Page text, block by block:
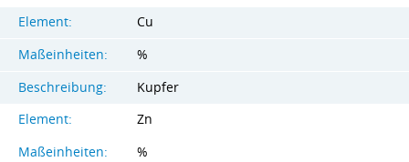
Element:
Cu
Maßeinheiten:
%
Beschreibung:
Kupfer
Element:
Zn
Maßeinheiten:
%